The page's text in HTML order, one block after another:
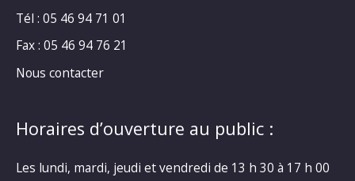
Tél : 05 46 94 71 01
Fax : 05 46 94 76 21
Nous contacter
Horaires d’ouverture au public :
Les lundi, mardi, jeudi et vendredi de 13 h 30 à 17 h 00